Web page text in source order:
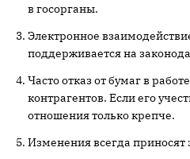
в госорганы.
Электронное
поддерживается на
Часто отказ от бумаг в
контрагентов. Если его
отношения только крепче.
Изменения всегда